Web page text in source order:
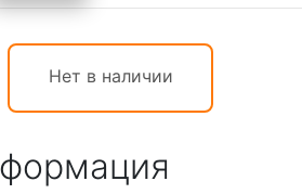
Нет в наличии